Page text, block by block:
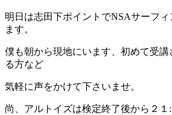
明日は志田下ポイントでNSAサーフ
ます。
僕も朝から現地にいます、初めて受
る方など
気軽に声をかけて下さいませ。
尚、アルトイズは検定終了後から２１